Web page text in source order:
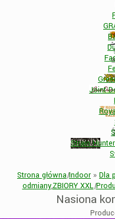
Joint
Strain
Strona główna|Indoor » Dla
odmiany,ZBIORY XXL|
Nasiona